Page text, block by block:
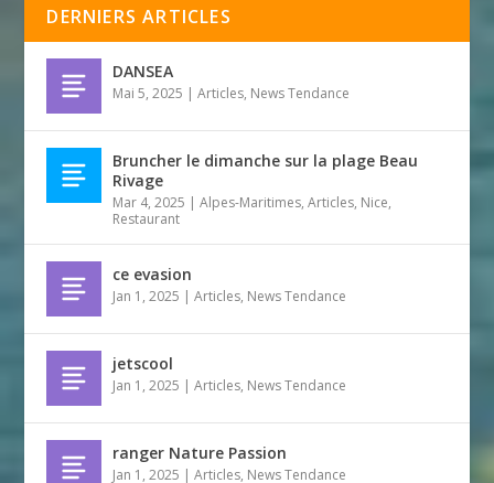
DERNIERS ARTICLES
DANSEA
Mai 5, 2025 |Articles, News Tendance
Bruncher le dimanche sur la plage Beau
Rivage
Mar 4, 2025 |Alpes-Maritimes,Articles, Nice,
Restaurant
ce evasion
Jan 1, 2025 |Articles, News Tendance
jetscool
Jan 1, 2025 |Articles, News Tendance
ranger Nature Passion
Jan 1, 2025 |Articles, News Tendance